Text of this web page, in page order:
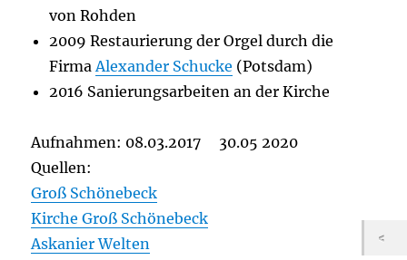
von Rohden
2009 Restaurierung der Orgel durch die
Firma Alexander Schucke (Potsdam)
2016 Sanierungsarbeiten an der Kirche
Aufnahmen: 08.03.2017 30.05 2020
Quellen:
Groß Schönebeck
Kirche Groß Schönebeck
Askanier Welten